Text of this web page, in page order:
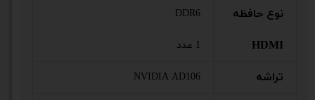
نوع حافظه DDR6
HDMI 1 عدد
تراشه NVIDIA AD106